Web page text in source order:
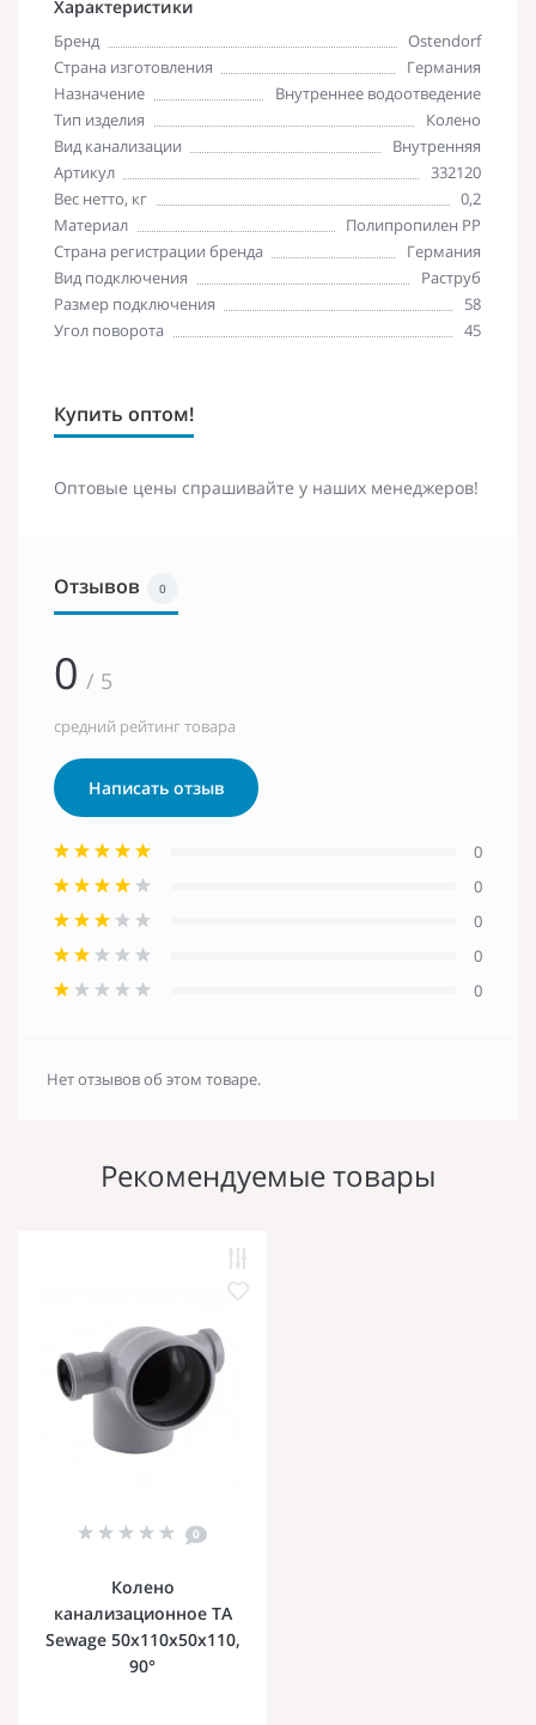
Характеристики
Бренд
Ostendorf
Страна изготовления
Германия
Назначение
Внутреннее водоотведение
Тип изделия
Колено
Вид канализации
Внутренняя
Артикул
332120
Вес нетто, кг
0,2
Материал
Полипропилен PP
Страна регистрации бренда
Германия
Вид подключения
Раструб
Размер подключения
58
Угол поворота
45
Купить оптом!
Оптовые цены спрашивайте у наших менеджеров!
Отзывов 0
0 / 5
средний рейтинг товара
Написать отзыв
0
0
0
0
0
Нет отзывов об этом товаре.
Рекомендуемые товары
0
Колено
канализационное TA
Sewage 50х110х50х110,
90°